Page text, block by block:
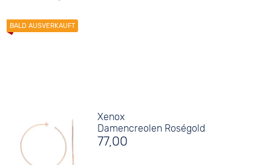
Xenox
Damencreolen Roségold
77,00